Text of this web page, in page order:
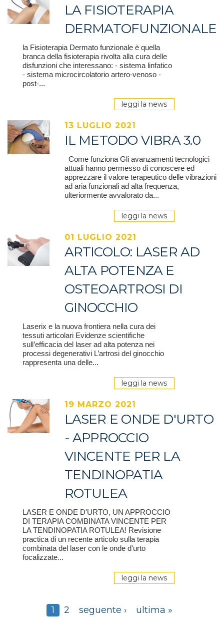
LA FISIOTERAPIA
DERMATOFUNZIONALE
la Fisioterapia Dermato funzionale è quella
branca della fisioterapia rivolta alla cura delle
disfunzioni che interessano: - sistema linfatico
- sistema microcircolatorio artero-venoso -
post-...
leggi la news
13 LUGLIO 2021
IL METODO VIBRA 3.0
Come funziona Gli avanzamenti tecnologici
attuali hanno permesso di conoscere ed
apprezzare il valore terapeutico delle vibrazioni
ad aria funzionali ad alta frequenza,
ulteriormente avvalorato da...
leggi la news
01 LUGLIO 2021
ARTICOLO: LASER AD
ALTA POTENZA E
OSTEOARTROSI DI
GINOCCHIO
Laserix e la nuova frontiera nella cura dei
tessuti articolari Evidenze scientifiche
sull’efficacia del laser ad alta potenza nei
processi degenerativi L’artrosi del ginocchio
rappresenta una delle...
leggi la news
19 MARZO 2021
LASER E ONDE D'URTO
- APPROCCIO
VINCENTE PER LA
TENDINOPATIA
ROTULEA
LASER E ONDE D'URTO, UN APPROCCIO
DI TERAPIA COMBINATA VINCENTE PER
LA TENDINOPATIA ROTULEA! Revisione
practica di un recente articolo sulla terapia
combinata del laser con le onde d'urto
focalizzate...
leggi la news
1 2 seguente › ultima »